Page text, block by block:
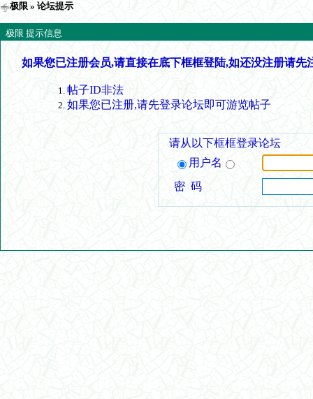
极限 » 论坛提示
极限 提示信息
如果您已注册会员,请直接在底下框框登陆,如还没注册请先
帖子ID非法
如果您已注册,请先登录论坛即可游览帖子
请从以下框框登录论坛
用户名
密 码